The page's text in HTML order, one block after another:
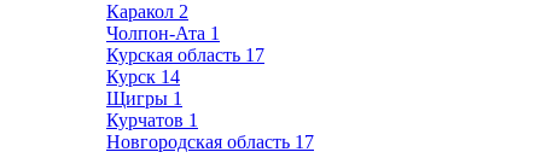
Каракол 2
Чолпон-Ата 1
Курская область 17
Курск 14
Щигры 1
Курчатов 1
Новгородская область 17